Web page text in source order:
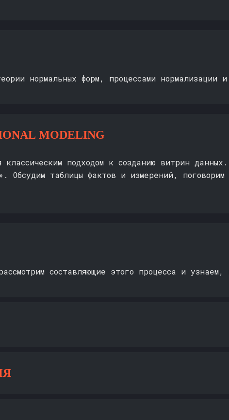
нормальных форм, процессами нормализации
MODELING
классическим подходом к созданию витрин
Обсудим таблицы фактов и измерений,
составляющие этого процесса и
ПО